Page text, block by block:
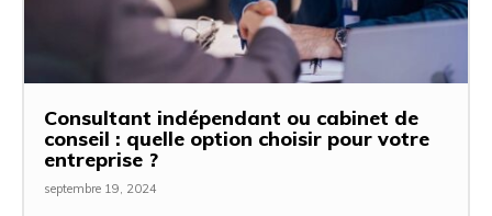
Consultant indépendant ou cabinet de
conseil : quelle option choisir pour votre
entreprise ?
septembre 19, 2024